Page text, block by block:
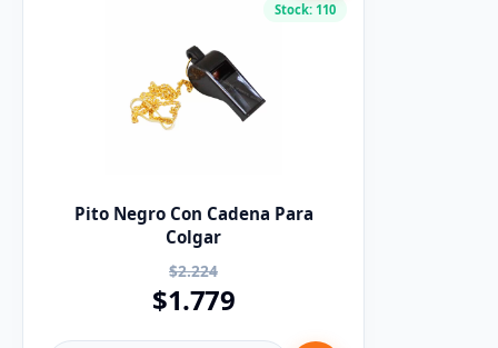
Stock: 110
Pito Negro Con Cadena Para
Colgar
$2.224
$1.779